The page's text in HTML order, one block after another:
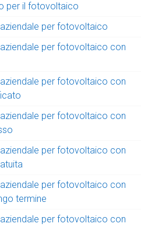
per il fotovoltaico
per fotovoltaico
per fotovoltaico con
per fotovoltaico con
per fotovoltaico con
per fotovoltaico con
per fotovoltaico con
termine
per fotovoltaico con